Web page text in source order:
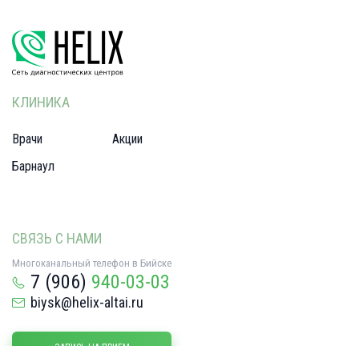
КЛИНИКА
Врачи
Акции
Барнаул
СВЯЗЬ С НАМИ
Многоканальный телефон в Бийске
7 (906) 940-03-03
biysk@helix-altai.ru